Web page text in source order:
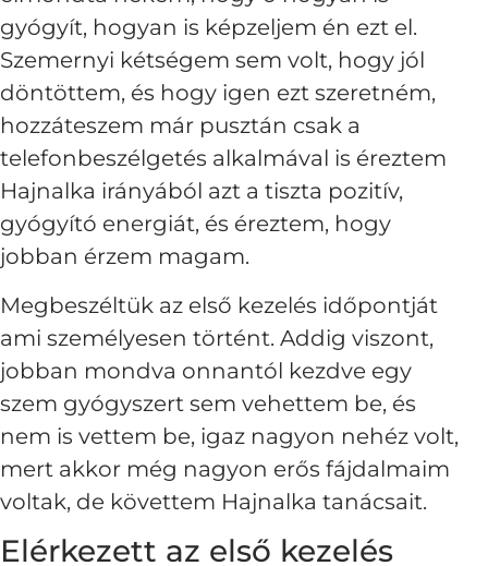
gyógyít, hogyan is képzeljem én ezt el.
Szemernyi kétségem sem volt, hogy jól
döntöttem, és hogy igen ezt szeretném,
hozzáteszem már pusztán csak a
telefonbeszélgetés alkalmával is éreztem
Hajnalka irányából azt a tiszta pozitív,
gyógyító energiát, és éreztem, hogy
jobban érzem magam.
Megbeszéltük az első kezelés időpontját
ami személyesen történt. Addig viszont,
jobban mondva onnantól kezdve egy
szem gyógyszert sem vehettem be, és
nem is vettem be, igaz nagyon nehéz volt,
mert akkor még nagyon erős fájdalmaim
voltak, de követtem Hajnalka tanácsait.
Elérkezett az első kezelés